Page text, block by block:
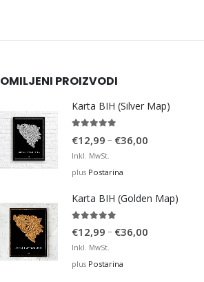
OMILJENI PROIZVODI
Karta BIH (Silver Map)
€12,99 – €36,00
€36,00
Inkl. MwSt.
plus Postarina
Karta BIH (Golden Map)
€12,99 – €36,00
Inkl. MwSt.
plus Postarina